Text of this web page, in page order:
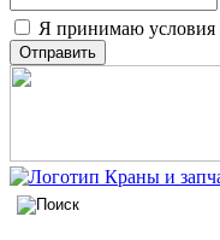
Я принимаю условия
Отправить